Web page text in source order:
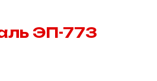
ЭП-773